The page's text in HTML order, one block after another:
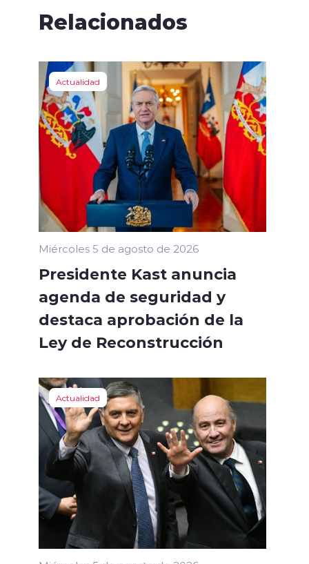
Relacionados
Actualidad
Miércoles 5 de agosto de 2026
Presidente Kast anuncia
agenda de seguridad y
destaca aprobación de la
Ley de Reconstrucción
Actualidad